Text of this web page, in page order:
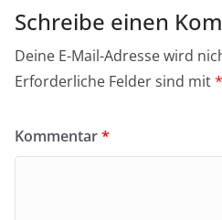
Schreibe einen
Deine E-Mail-Adresse wird
Erforderliche Felder sind mit*
Kommentar*